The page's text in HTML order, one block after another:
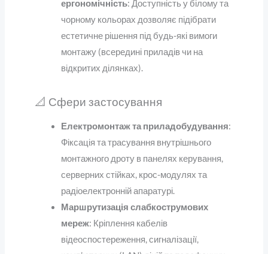
ергономічність: Доступність у білому та
чорному кольорах дозволяє підібрати
естетичне рішення під будь-які вимоги
монтажу (всередині приладів чи на
відкритих ділянках).
📐 Сфери застосування
Електромонтаж та приладобудування:
Фіксація та трасування внутрішнього
монтажного дроту в панелях керування,
серверних стійках, крос-модулях та
радіоелектронній апаратурі.
Маршрутизація слабкострумових
мереж: Кріплення кабелів
відеоспостереження, сигналізації,